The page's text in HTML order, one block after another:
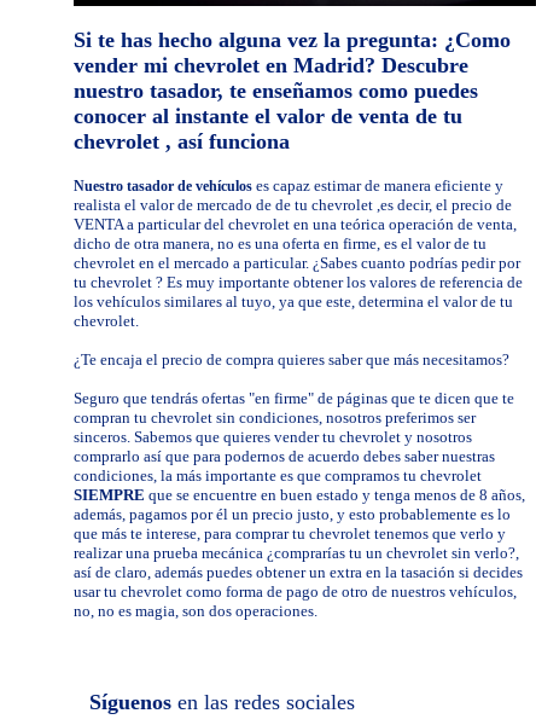
Si te has hecho alguna vez la pregunta: ¿Como
vender mi chevrolet en Madrid? Descubre
nuestro tasador, te enseñamos como puedes
conocer al instante el valor de venta de tu
chevrolet , así funciona
Nuestro tasador de vehículoses capaz estimar de manera eficiente y
realista el valor de mercado de de tu chevrolet ,es decir, el precio de
VENTA a particular del chevrolet en una teórica operación de venta,
dicho de otra manera, no es una oferta en firme, es el valor de tu
chevrolet en el mercado a particular. ¿Sabes cuanto podrías pedir por
tu chevrolet ? Es muy importante obtener los valores de referencia de
los vehículos similares al tuyo, ya que este, determina el valor de tu
chevrolet.
¿Te encaja el precio de compra quieres saber que más necesitamos?
Seguro que tendrás ofertas "en firme" de páginas que te dicen que te
compran tu chevrolet sin condiciones, nosotros preferimos ser
sinceros. Sabemos que quieres vender tu chevrolet y nosotros
comprarlo así que para podernos de acuerdo debes saber nuestras
condiciones, la más importante es que compramos tu chevrolet
SIEMPRE que se encuentre en buen estado y tenga menos de 8 años,
además, pagamos por él un precio justo, y esto probablemente es lo
que más te interese, para comprar tu chevrolet tenemos que verlo y
realizar una prueba mecánica ¿comprarías tu un chevrolet sin verlo?,
así de claro, además puedes obtener un extra en la tasación si decides
usar tu chevrolet como forma de pago de otro de nuestros vehículos,
no, no es magia, son dos operaciones.
Síguenos en las redes sociales